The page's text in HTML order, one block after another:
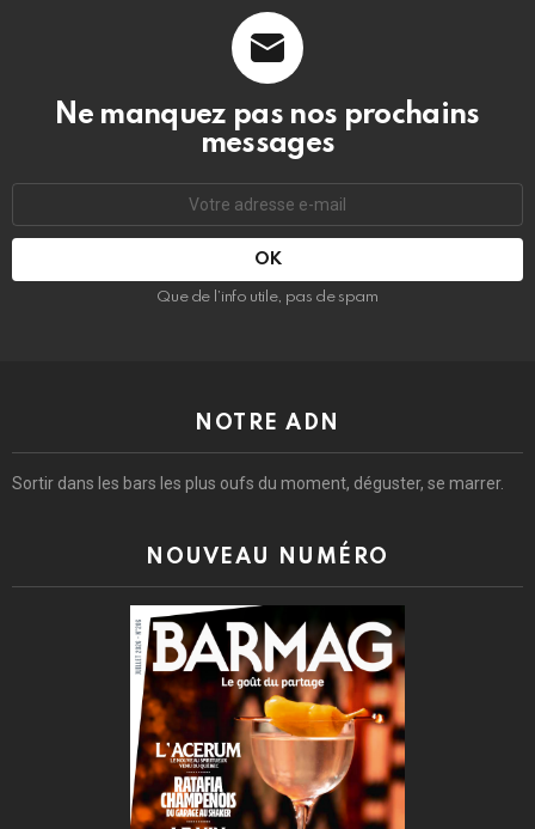
Ne manquez pas nos prochains
messages
mail
Que de l’info utile, pas de spam
NOTRE ADN
Sortir dans les bars les plus oufs du moment, déguster, se marrer.
NOUVEAU NUMÉRO